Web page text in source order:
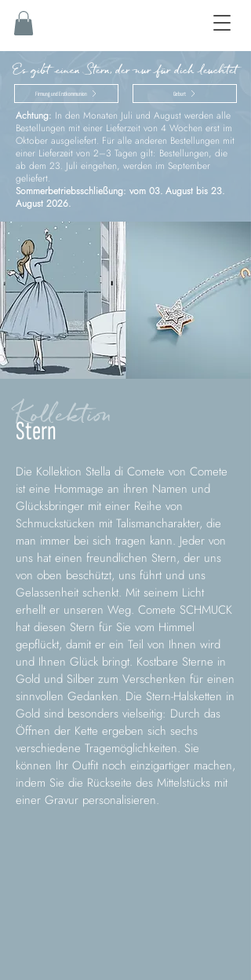
Es gibt einen Stern, der nur für dich leuchtet
Firmung und Erstkommunion Geburt
Achtung: In den Monaten Juli und August werden alle
Bestellungen mit einer Lieferzeit von 4 Wochen erst im
Oktober ausgeliefert. Für alle anderen Bestellungen mit
einer Lieferzeit von 2–3 Tagen gilt: Bestellungen, die
ab dem 23. Juli eingehen, werden im September
geliefert.
Sommerbetriebsschließung: vom 03. August bis 23.
August 2026.
Kollektion
Stern
Die Kollektion Stella di Comete von Comete
ist eine Hommage an ihren Namen und
Glücksbringer mit einer Reihe von
Schmuckstücken mit Talismancharakter, die
man immer bei sich tragen kann. Jeder von
uns hat einen freundlichen Stern, der uns
von oben beschützt, uns führt und uns
Gelassenheit schenkt. Mit seinem Licht
erhellt er unseren Weg. Comete SCHMUCK
hat diesen Stern für Sie vom Himmel
gepflückt, damit er ein Teil von Ihnen wird
und Ihnen Glück bringt. Kostbare Sterne in
Gold und Silber zum Verschenken für einen
sinnvollen Gedanken. Die Stern-Halsketten in
Gold sind besonders vielseitig: Durch das
Öffnen der Kette ergeben sich sechs
verschiedene Tragemöglichkeiten. Sie
können Ihr Outfit noch einzigartiger machen,
indem Sie die Rückseite des Mittelstücks mit
einer Gravur personalisieren.